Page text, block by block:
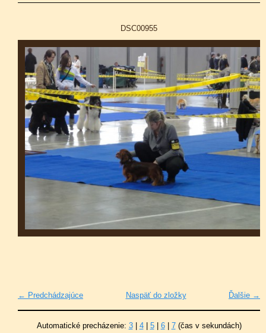
DSC00955
← Predchádzajúce Ďalšie →
Naspäť do zložky
Automatické precházenie: 3| 4| 5| 6| 7(čas v sekundách)